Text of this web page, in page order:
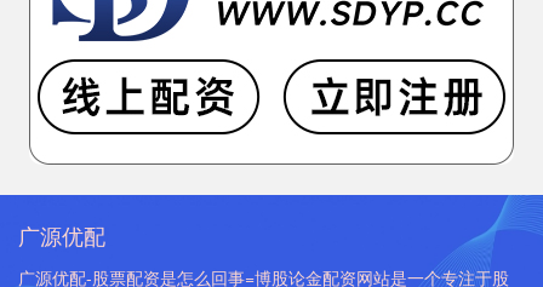
广源优配
广源优配-股票配资是怎么回事=博股论金配资网站是一个专注于股